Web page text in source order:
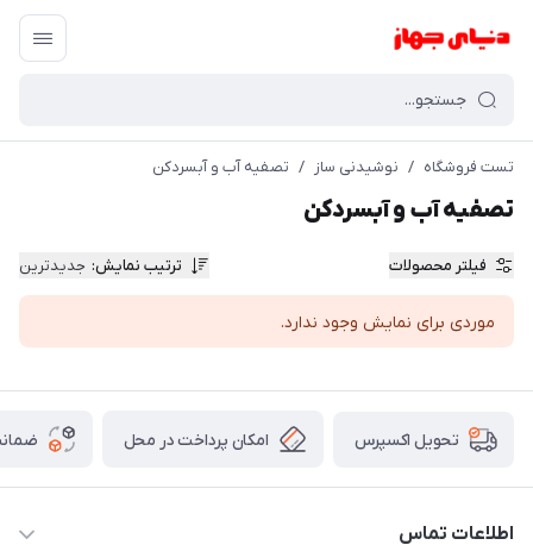
تست فروشگاه / نوشیدنی ساز / تصفیه آب و آبسردکن
تصفیه آب و آبسردکن
فیلتر محصولات ترتیب نمایش: جدیدترین
موردی برای نمایش وجود ندارد.
تحویل اکسپرس امکان پرداخت در محل
اطلاعات تماس